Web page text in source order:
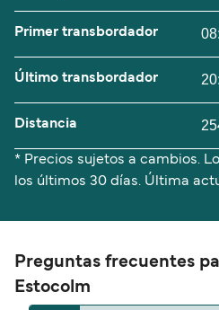
Primer transbordador
Último transbordador
Distancia
* Precios sujetos a cambios.
los últimos 30 días. Última
Preguntas frecuentes
Estocolm